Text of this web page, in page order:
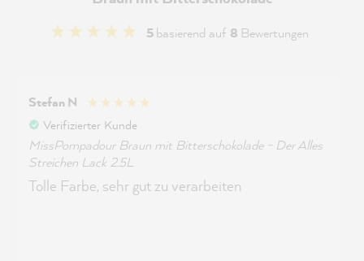
5basierend auf 8 Bewertungen
Stefan N
Verifizierter Kunde
MissPompadour Braun mit Bitterschokolade - Der Alles
Streichen Lack 2.5L
Tolle Farbe, sehr gut zu verarbeiten